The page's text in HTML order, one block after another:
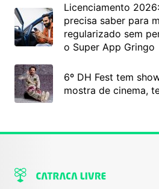
Licenciamento
precisa saber para
regularizado sem
o Super App Gringo
6º DH Fest tem
mostra de cinema,